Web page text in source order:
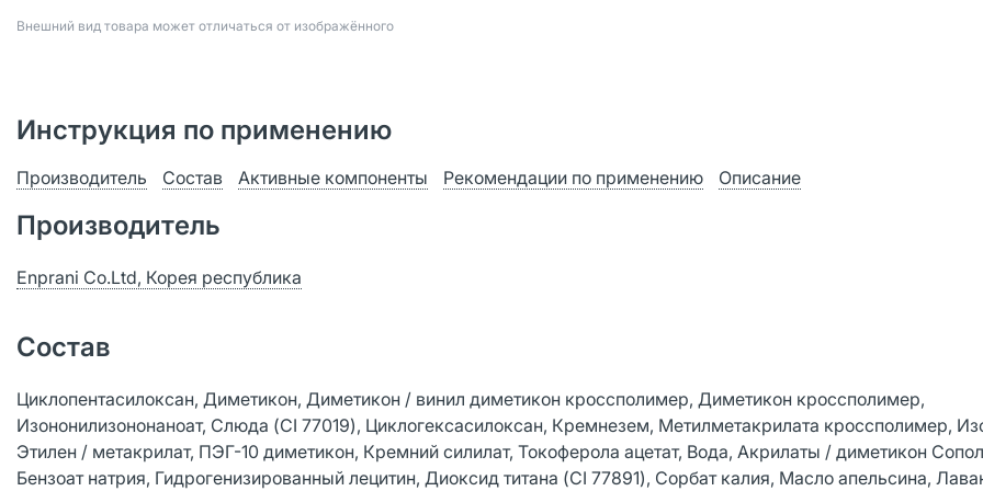
Bнешний вид товара может отличаться от изображённого
Инструкция по применению
Производитель Состав Активные компоненты Рекомендации по применению Описание
Производитель
Enprani Co.Ltd, Корея республика
Состав
Циклопентасилоксан, Диметикон, Диметикон / винил диметикон кроссполимер, Диметикон кроссполимер,
Изононилизононаноат, Слюда (CI 77019), Циклогексасилоксан, Кремнезем, Метилметакрилата кроссполимер,
Этилен / метакрилат, ПЭГ-10 диметикон, Кремний силилат, Токоферола ацетат, Вода, Акрилаты / диметикон
Бензоат натрия, Гидрогенизированный лецитин, Диоксид титана (CI 77891), Сорбат калия, Масло апельсина,